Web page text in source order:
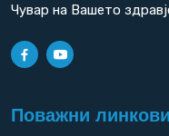
Чувар на Вашето
Поважни линкови